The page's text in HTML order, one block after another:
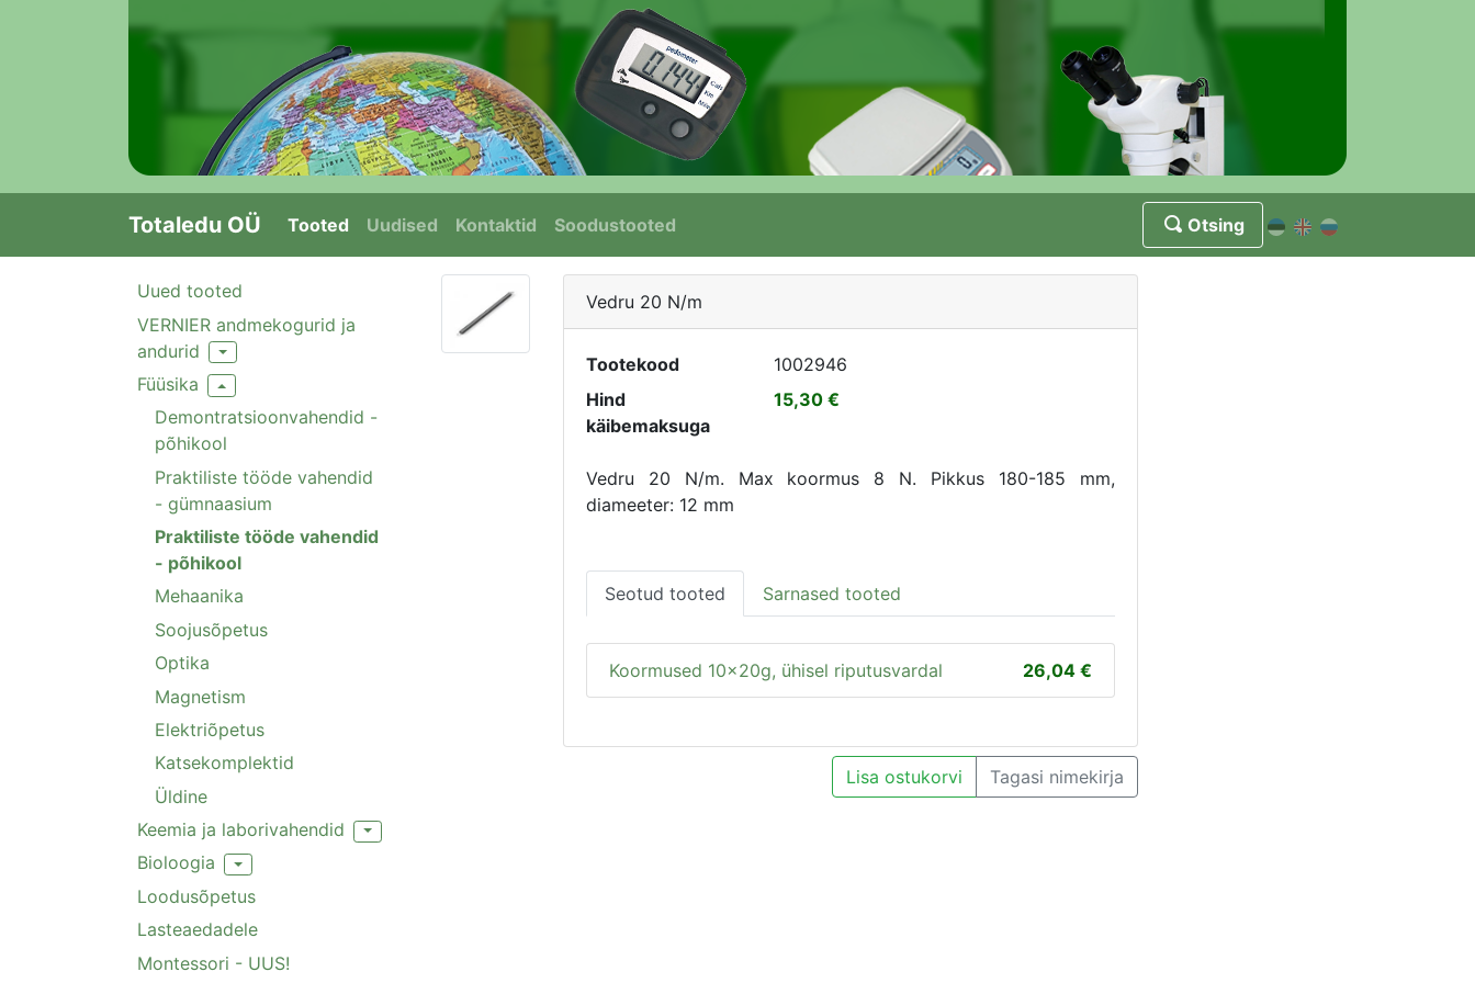
Totaledu OÜ Tooted Uudised Kontaktid Soodustooted Otsing
Uued tooted
VERNIER andmekogurid ja
andurid
Toggle Dropdown
Füüsika Toggle Dropdown
Demontratsioonvahendid -
põhikool
Praktiliste tööde vahendid
- gümnaasium
Praktiliste tööde vahendid
- põhikool
Mehaanika
Soojusõpetus
Optika
Magnetism
Elektriõpetus
Katsekomplektid
Üldine
Keemia ja laborivahendid
Toggle Dropdown
Bioloogia Toggle Dropdown
Loodusõpetus
Lasteaedadele
Montessori - UUS!
Vedru 20 N/m
Tootekood
1002946
Hind
käibemaksuga
15,30
Vedru 20 N/m. Max koormus 8 N. Pikkus 180-185 mm,
diameeter: 12 mm
Seotud tooted Sarnased tooted
26,04
Koormused 10x20g, ühisel riputusvardal
Lisa ostukorvi Tagasi nimekirja